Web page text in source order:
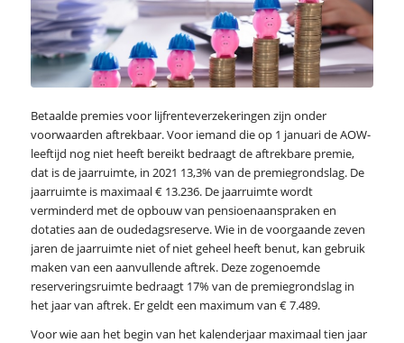
Betaalde premies voor lijfrenteverzekeringen zijn onder
voorwaarden aftrekbaar. Voor iemand die op 1 januari de AOW-
leeftijd nog niet heeft bereikt bedraagt de aftrekbare premie,
dat is de jaarruimte, in 2021 13,3% van de premiegrondslag. De
jaarruimte is maximaal € 13.236. De jaarruimte wordt
verminderd met de opbouw van pensioenaanspraken en
dotaties aan de oudedagsreserve. Wie in de voorgaande zeven
jaren de jaarruimte niet of niet geheel heeft benut, kan gebruik
maken van een aanvullende aftrek. Deze zogenoemde
reserveringsruimte bedraagt 17% van de premiegrondslag in
het jaar van aftrek. Er geldt een maximum van € 7.489.
Voor wie aan het begin van het kalenderjaar maximaal tien jaar